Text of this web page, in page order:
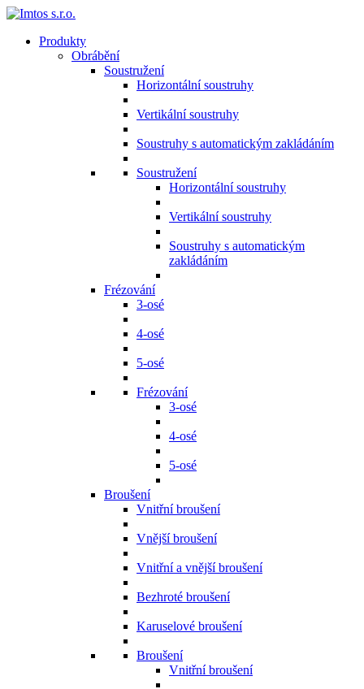
Produkty
Obrábění
Soustružení
Horizontální soustruhy
Vertikální soustruhy
Soustruhy s automatickým zakládáním
Soustružení
Horizontální soustruhy
Vertikální soustruhy
Soustruhy s automatickým
zakládáním
Frézování
3-osé
4-osé
5-osé
Frézování
3-osé
4-osé
5-osé
Broušení
Vnitřní broušení
Vnější broušení
Vnitřní a vnější broušení
Bezhroté broušení
Karuselové broušení
Broušení
Vnitřní broušení